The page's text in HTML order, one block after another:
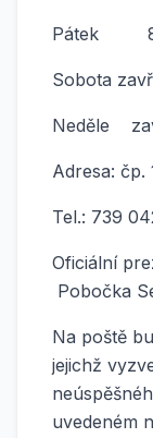
Pátek
Sobota
Neděle
Adresa: čp.
Tel.: 739
Oficiální
Pobočka
Na poště
jejichž
uvedeném